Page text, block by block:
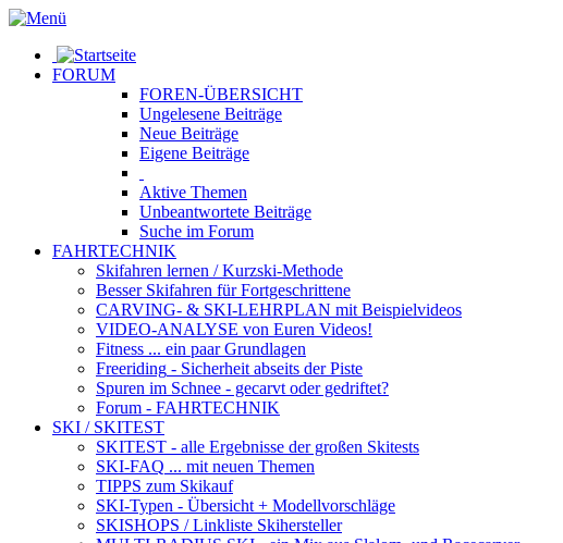
FORUM
FOREN-ÜBERSICHT
Ungelesene Beiträge
Neue Beiträge
Eigene Beiträge
Aktive Themen
Unbeantwortete Beiträge
Suche im Forum
FAHRTECHNIK
Skifahren lernen / Kurzski-Methode
Besser Skifahren für Fortgeschrittene
CARVING- & SKI-LEHRPLAN mit Beispielvideos
VIDEO-ANALYSE von Euren Videos!
Fitness ... ein paar Grundlagen
Freeriding - Sicherheit abseits der Piste
Spuren im Schnee - gecarvt oder gedriftet?
Forum - FAHRTECHNIK
SKI / SKITEST
SKITEST - alle Ergebnisse der großen Skitests
SKI-FAQ ... mit neuen Themen
TIPPS zum Skikauf
SKI-Typen - Übersicht + Modellvorschläge
SKISHOPS / Linkliste Skihersteller